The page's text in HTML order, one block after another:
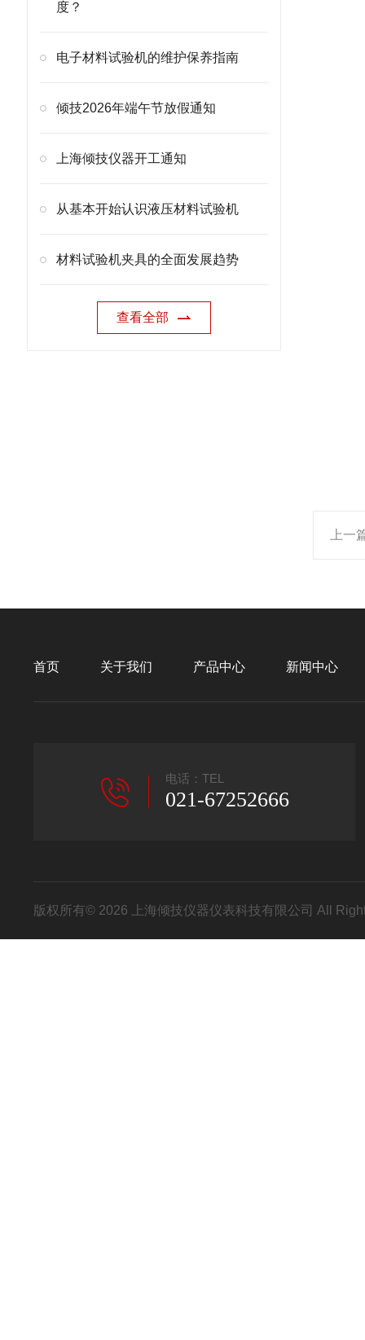
度？
电子材料试验机的维护保养指南
倾技2026年端午节放假通知
上海倾技仪器开工通知
从基本开始认识液压材料试验机
材料试验机夹具的全面发展趋势
查看全部
上一
首页 关于我们 产品中心 新闻中心
电话：TEL
021-67252666
版权所有© 2026 上海倾技仪器仪表科技有限公司 All